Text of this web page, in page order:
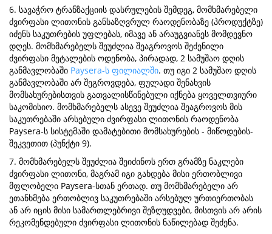
6. სავაჭრო ტრანზაქციის დასრულების შემდეგ, მომხმარებელი
ძვირფასი ლითონის განსაზღვრულ რაოდენობაზე (პროდუქტზე)
იძენს საკუთრების უფლებას, იმავე ან არაუგვიანეს მომდევნო
დღეს. მომხმარებელს შეუძლია შეაგროვოს შეძენილი
ძვირფასი მეტალების ოდენობა, პირადად, 2 სამუშაო დღის
განმავლობაში Paysera-ს ფილიალში. თუ იგი 2 სამუშაო დღის
განმავლობაში არ შეგროვდება, ფულადი შენახვის
მომსახურებისთვის გათვალისწინებული იქნება ყოველთვიური
საკომისიო. მომხმარებელს ასევე შეუძლია შეაგროვოს მის
საკუთრებაში არსებული ძვირფასი ლითონის რაოდენობა
Paysera-ს სისტემაში დამატებითი მომსახურების - მიწოდების-
შეკვეთით (პუნქტი 9).
7. მომხმარებელს შეუძლია შეიძინოს ერთ გრამზე ნაკლები
ძვირფასი ლითონი, მაგრამ იგი გახდება მისი ერთობლივი
მფლობელი Paysera-სთან ერთად. თუ მომხმარებელი არ
ეთანხმება ერთობლივ საკუთრებაში არსებულ ურთიერთობას
ან არ იცის მისი სამართლებრივი შეზღუდვები, მისთვის არ არის
რეკომენდებული ძვირფასი ლითონის ნაწილებად შეძენა.